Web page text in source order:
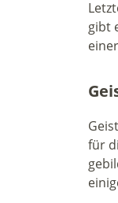
gibt
für